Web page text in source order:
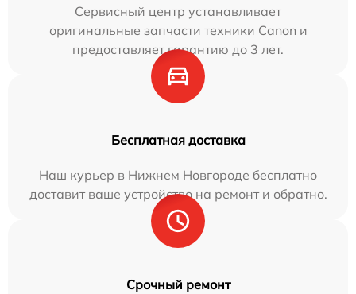
Сервисный центр устанавливает
оригинальные запчасти техники Canon и
предоставляет гарантию до 3 лет.
Бесплатная доставка
Наш курьер в Нижнем Новгороде бесплатно
доставит ваше устройство на ремонт и обратно.
Срочный ремонт